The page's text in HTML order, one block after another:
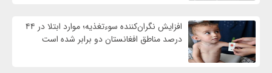
افزایش نگران‌کننده سوءتغذیه؛ موارد ابتلا در ۴۴
درصد مناطق افغانستان دو برابر شده است